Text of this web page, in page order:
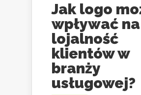
Jak logo
wpływać na
lojalność
klientów w
branży
usługowej?